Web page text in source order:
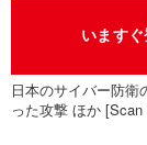
います
日本のサイバー防
った攻撃 ほか